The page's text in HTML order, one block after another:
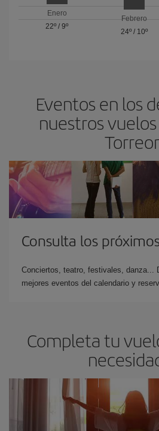
Enero
22º /9º
Febrero
24º/ 10º
Eventos en los
nuestros
Consulta los
Conciertos, teatro, festivales, danza...
mejores eventos del calendario y
Completa tu